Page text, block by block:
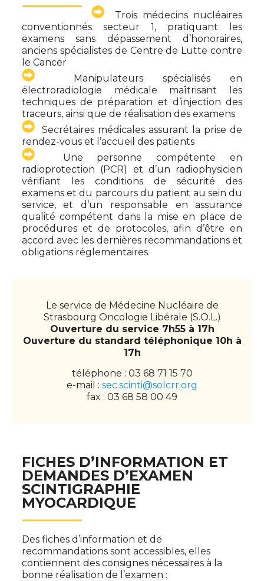
Trois médecins nucléaires
conventionnés secteur 1, pratiquant les
examens sans dépassement d’honoraires,
anciens spécialistes de Centre de Lutte contre
le Cancer
Manipulateurs spécialisés en
électroradiologie médicale maîtrisant les
techniques de préparation et d’injection des
traceurs, ainsi que de réalisation des examens
Secrétaires médicales assurant la prise de
rendez-vous et l’accueil des patients
Une personne compétente en
radioprotection (PCR) et d’un radiophysicien
vérifiant les conditions de sécurité des
examens et du parcours du patient au sein du
service, et d’un responsable en assurance
qualité compétent dans la mise en place de
procédures et de protocoles, afin d’être en
accord avec les dernières recommandations et
obligations réglementaires.
Le service de Médecine Nucléaire de
Strasbourg Oncologie Libérale (S.O.L.)
Ouverture du service 7h55 à 17h
Ouverture du standard téléphonique 10h à
17h
téléphone : 03 68 71 15 70
e-mail : sec.scinti@solcrr.org
fax : 03 68 58 00 49
FICHES D’INFORMATION ET
DEMANDES D’EXAMEN
SCINTIGRAPHIE
MYOCARDIQUE
Des fiches d’information et de
recommandations sont accessibles, elles
contiennent des consignes nécessaires à la
bonne réalisation de l’examen :